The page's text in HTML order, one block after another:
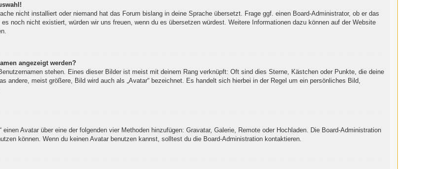
nicht installiert oder niemand hat das Forum bislang in deine Sprache übersetzt. Frage ggf. einen Board-Administrator, ob er das
noch nicht existiert, würden wir uns freuen, wenn du es übersetzen würdest. Weitere Informationen dazu können auf der Website
angezeigt werden?
stehen. Eines dieser Bilder ist meist mit deinem Rang verknüpft: Oft sind dies Sterne, Kästchen oder Punkte, die deine
andere, meist größere, Bild wird auch als „Avatar“ bezeichnet. Es handelt sich hierbei in der Regel um ein persönliches Bild,
einen Avatar über eine der folgenden vier Methoden hinzufügen: Gravatar, Galerie, Remote oder Hochladen. Die Board-Administration
können. Wenn du keinen Avatar benutzen kannst, solltest du die Board-Administration kontaktieren.